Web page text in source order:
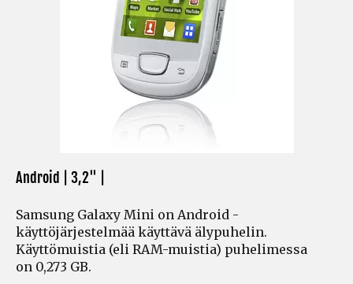
Android | 3,2" |
Samsung Galaxy Mini on Android -
käyttöjärjestelmää käyttävä älypuhelin.
Käyttömuistia (eli RAM-muistia) puhelimessa
on 0,273 GB.